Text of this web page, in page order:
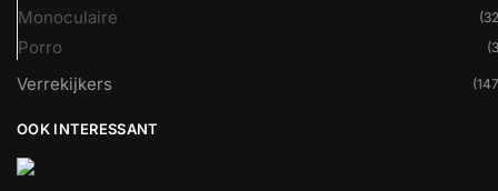
Monoculaire
Porro
Verrekijkers
OOK INTERESSANT